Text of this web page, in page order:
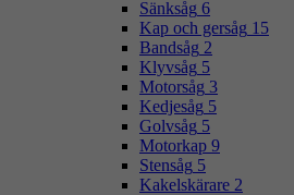
Sänksåg 6
Kap och gersåg 15
Bandsåg 2
Klyvsåg 5
Motorsåg 3
Kedjesåg 5
Golvsåg 5
Motorkap 9
Stensåg 5
Kakelskärare 2